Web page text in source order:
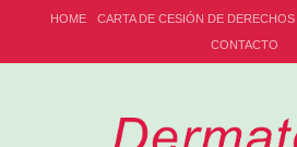
HOME CARTA DE CESIÓN DE DERECHOS
CONTACTO